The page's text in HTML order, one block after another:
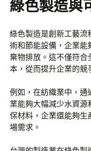
綠色製造與
綠色製造是創新工藝流
術和節能設備，企業能
棄物排放。這不僅符合
本，從而提升企業的競
例如，在紡織業中，通
業能夠大幅減少水資
保材料，企業還能夠生
場需求。